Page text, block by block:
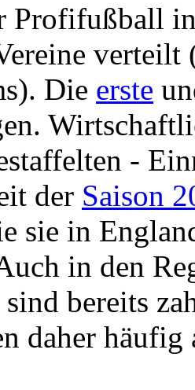
Profifußball
Die erste
-
der Saison
sie in
in den
bereits
daher